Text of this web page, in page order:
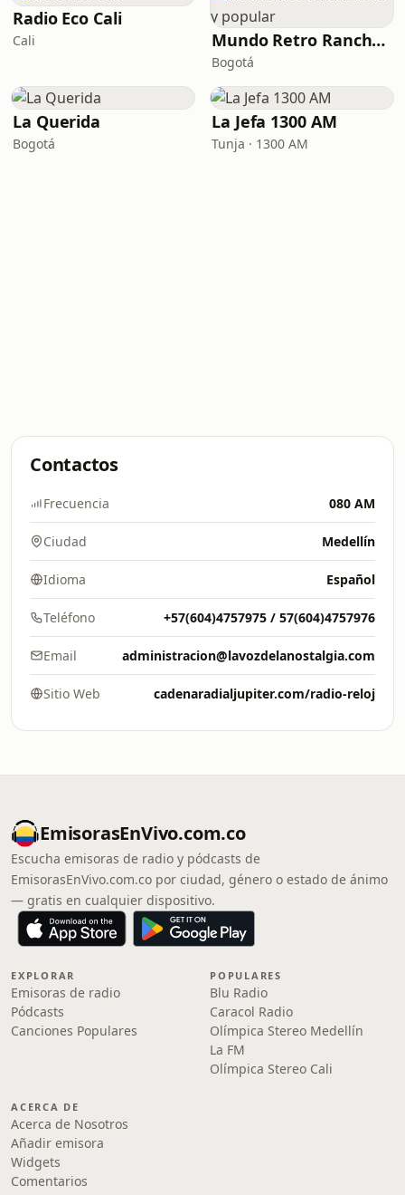
Radio Eco Cali
Cali Mundo Retro Ranchera y popular
Bogotá
La Querida
Bogotá
La Jefa 1300 AM
Tunja · 1300 AM
Contactos
Frecuencia 080 AM
Ciudad Medellín
Idioma Español
Teléfono +57(604)4757975 / 57(604)4757976
Email administracion@lavozdelanostalgia.com
Sitio Web cadenaradialjupiter.com/radio-reloj
EmisorasEnVivo.com.co
Escucha emisoras de radio y pódcasts de
EmisorasEnVivo.com.co por ciudad, género o estado de ánimo
— gratis en cualquier dispositivo.
EXPLORAR
Emisoras de radio
Pódcasts
Canciones Populares
POPULARES
Blu Radio
Caracol Radio
Olímpica Stereo Medellín
La FM
Olímpica Stereo Cali
ACERCA DE
Acerca de Nosotros
Añadir emisora
Widgets
Comentarios